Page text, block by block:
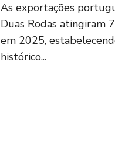
As exportações
Duas Rodas atingiram
em 2025,
histórico...